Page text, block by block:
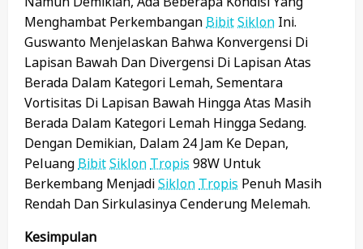
Menghambat Perkembangan BibitSiklon Ini.
Guswanto Menjelaskan Bahwa Konvergensi Di
Lapisan Bawah Dan Divergensi Di Lapisan Atas
Berada Dalam Kategori Lemah, Sementara
Vortisitas Di Lapisan Bawah Hingga Atas Masih
Berada Dalam Kategori Lemah Hingga Sedang.
Dengan Demikian, Dalam 24 Jam Ke Depan,
Peluang BibitSiklon Tropis 98W Untuk
Berkembang MenjadiSiklon Tropis Penuh Masih
Rendah Dan Sirkulasinya Cenderung Melemah.
Kesimpulan